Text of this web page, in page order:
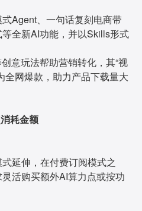
Agent、一句话复刻电商带
全新AI功能，并以Skills形式
意玩法帮助营销转化，其“视
全网爆款，助力产品下载量大
耗金额
延伸，在付费订阅模式之
活购买额外AI算力点或按功